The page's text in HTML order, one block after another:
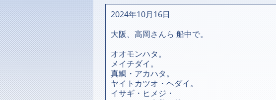
2024年10月16日
大阪、高岡さんら 船中で。
オオモンハタ。
メイチダイ。
真鯛・アカハタ。
ヤイトカツオ・ヘダイ。
イサギ・ヒメジ・